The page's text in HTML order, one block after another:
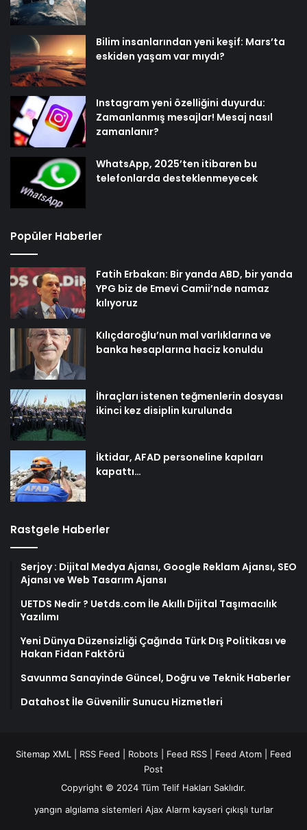
Bilim insanlarından yeni keşif: Mars’ta
eskiden yaşam var mıydı?
Instagram yeni özelliğini duyurdu:
Zamanlanmış mesajlar! Mesaj nasıl
zamanlanır?
WhatsApp, 2025’ten itibaren bu
telefonlarda desteklenmeyecek
Popüler Haberler
Fatih Erbakan: Bir yanda ABD, bir yanda
YPG biz de Emevi Camii’nde namaz
kılıyoruz
Kılıçdaroğlu’nun mal varlıklarına ve
banka hesaplarına haciz konuldu
İhraçları istenen teğmenlerin dosyası
ikinci kez disiplin kurulunda
İktidar, AFAD personeline kapıları
kapattı…
Rastgele Haberler
Serjoy : Dijital Medya Ajansı, Google Reklam Ajansı, SEO
Ajansı ve Web Tasarım Ajansı
UETDS Nedir ? Uetds.com İle Akıllı Dijital Taşımacılık
Yazılımı
Yeni Dünya Düzensizliği Çağında Türk Dış Politikası ve
Hakan Fidan Faktörü
Savunma Sanayinde Güncel, Doğru ve Teknik Haberler
Datahost İle Güvenilir Sunucu Hizmetleri
Sitemap XML RSS Feed Robots Feed RSS Feed Atom
Feed
Post
Copyright © 2024 Tüm Telif Hakları Saklıdır.
yangın algılama sistemleri Ajax Alarm kayseri çıkışlı turlar